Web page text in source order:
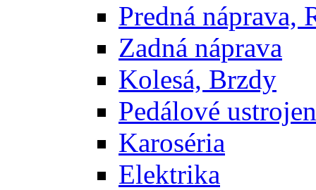
Predná náprava,
Zadná náprava
Kolesá, Brzdy
Pedálové
Karoséria
Elektrika